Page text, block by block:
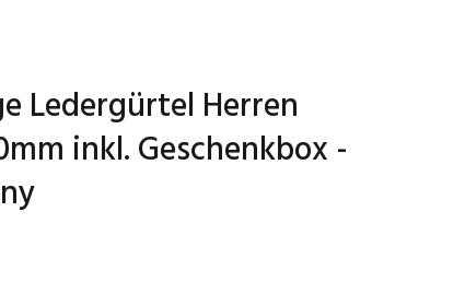
Ledergürtel Herren
inkl. Geschenkbox -